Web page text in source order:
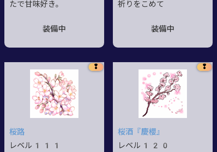
たで甘味好き。
装備中
祈りをこめて
装備中
❢
桜路
レベル111
❢
桜酒『慶櫻』
レベル120